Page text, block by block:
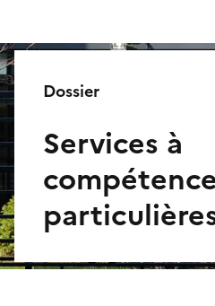
Dossier
Services à